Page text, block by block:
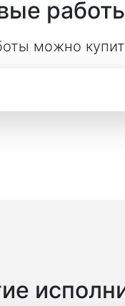
можно